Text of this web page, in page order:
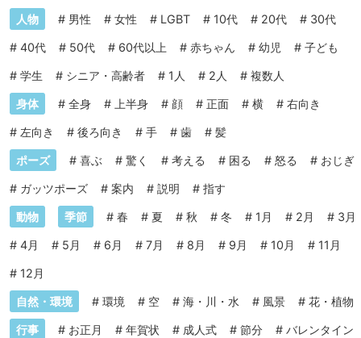
人物 # 男性 # 女性 # LGBT # 10代 # 20代 # 30代
# 40代 # 50代 # 60代以上 # 赤ちゃん # 幼児 # 子ども
# 学生 # シニア・高齢者 # 1人 # 2人 # 複数人
身体 # 全身 # 上半身 # 顔 # 正面 # 横 # 右向き
# 左向き # 後ろ向き # 手 # 歯 # 髪
ポーズ # 喜ぶ # 驚く # 考える # 困る # 怒る # おじぎ
# ガッツポーズ # 案内 # 説明 # 指す
動物 季節 # 春 # 夏 # 秋 # 冬 # 1月 # 2月 # 3月
# 4月 # 5月 # 6月 # 7月 # 8月 # 9月 # 10月 # 11月
# 12月
自然・環境 # 環境 # 空 # 海・川・水 # 風景 # 花・植物
行事 # お正月 # 年賀状 # 成人式 # 節分 # バレンタイン